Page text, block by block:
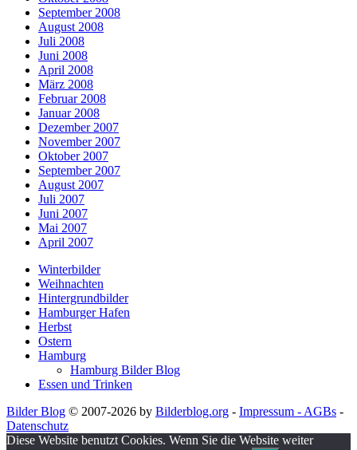
September 2008
August 2008
Juli 2008
Juni 2008
April 2008
März 2008
Februar 2008
Januar 2008
Dezember 2007
November 2007
Oktober 2007
September 2007
August 2007
Juli 2007
Juni 2007
Mai 2007
April 2007
Winterbilder
Weihnachten
Hintergrundbilder
Hamburger Hafen
Herbst
Ostern
Hamburg
Hamburg Bilder Blog
Essen und Trinken
Bilder Blog © 2007-2026 by Bilderblog.org - Impressum - AGBs -
Datenschutz
Diese Website benutzt Cookies. Wenn Sie die Website weiter